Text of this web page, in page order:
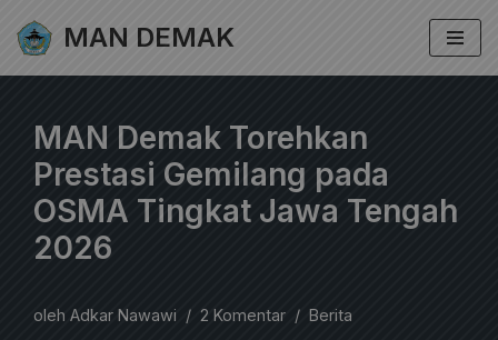
Lompat
konten
MAN DEMAK
MAN Demak Torehkan
Prestasi Gemilang pada
OSMA Tingkat Jawa Tengah
2026
oleh Adkar Nawawi 2 Komentar Berita